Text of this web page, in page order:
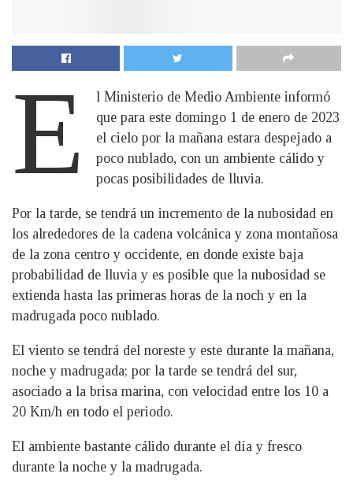
E
l Ministerio de Medio Ambiente informó
que para este domingo 1 de enero de 2023
el cielo por la mañana estara despejado a
poco nublado, con un ambiente cálido y
pocas posibilidades de lluvia.
Por la tarde, se tendrá un incremento de la nubosidad en
los alrededores de la cadena volcánica y zona montañosa
de la zona centro y occidente, en donde existe baja
probabilidad de lluvia y es posible que la nubosidad se
extienda hasta las primeras horas de la noch y en la
madrugada poco nublado.
El viento se tendrá del noreste y este durante la mañana,
noche y madrugada; por la tarde se tendrá del sur,
asociado a la brisa marina, con velocidad entre los 10 a
20 Km/h en todo el periodo.
El ambiente bastante cálido durante el día y fresco
durante la noche y la madrugada.